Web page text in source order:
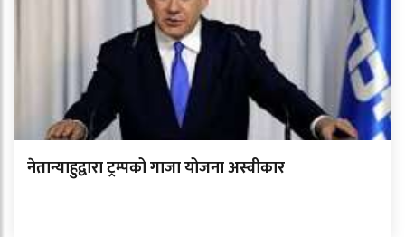
नेतान्याहुद्वारा ट्रम्पको गाजा योजना अस्वीकार